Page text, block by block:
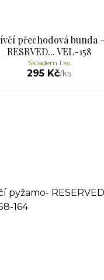
přechodová bunda -
RESRVED... VEL-158
295 Kč/ks
Skladem 1 ks